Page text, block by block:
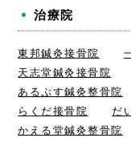
治療院
東邦鍼灸接骨院
天志堂鍼灸接骨院
あるぷす鍼灸整骨院
らくだ接骨院
だ
かえる堂鍼灸整骨院